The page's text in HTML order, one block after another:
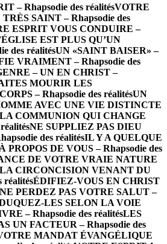
– Rhapsodie des réalitésVOTRE
SAINT – Rhapsodie des
ESPRIT VOUS CONDUIRE –
EST PLUS QU’UN
des réalitésUN «SAINT BAISER» –
VRAIMENT – Rhapsodie des
– UN EN CHRIST –
MOURIR LES
– Rhapsodie des réalitésUN
AVEC UNE VIE DISTINCTE
LA COMMUNION QUI CHANGE
NE SUPPLIEZ PAS DIEU
des réalitésIL Y A QUELQUE
PROPOS DE VOUS – Rhapsodie des
DE VOTRE VRAIE NATURE
LA CIRCONCISION VENANT DU
réalitésÉDIFIEZ-VOUS EN CHRIST
NE PERDEZ PAS VOTRE SALUT –
LES SELON LA VOIE
– Rhapsodie des réalitésLES
UN FACTEUR – Rhapsodie des
MANDAT ÉVANGÉLIQUE